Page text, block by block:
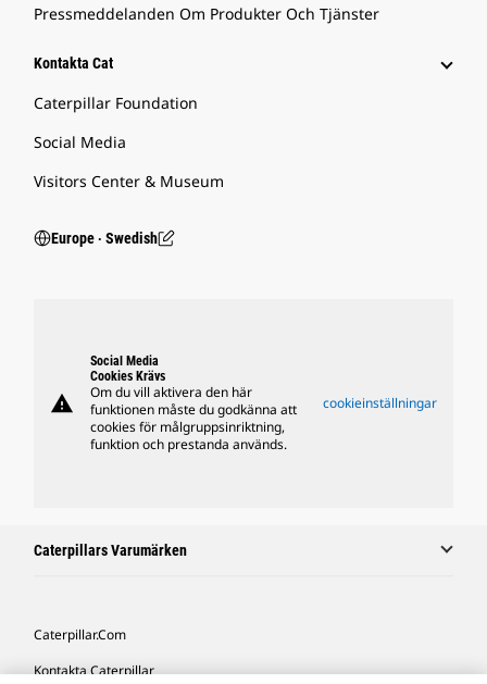
Pressmeddelanden Om Produkter Och Tjänster
Kontakta Cat
Caterpillar Foundation
Social Media
Visitors Center & Museum
Europe ‧ Swedish
warning
Social Media
Cookies Krävs
Om du vill aktivera den här
funktionen måste du godkänna att
cookies för målgruppsinriktning,
funktion och prestanda används.
cookieinställningar
Caterpillars Varumärken
Caterpillar.com
Kontakta Caterpillar